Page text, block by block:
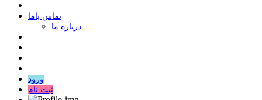
ﺗﻤﺎﺱ ﺑﺎﻣﺎ
درباره ما
ورود
ثبت نام